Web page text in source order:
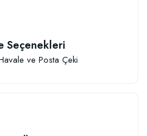
Seçenekleri
ve Posta Çeki